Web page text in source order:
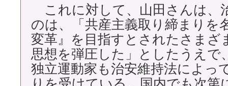
これに対して、山田さんは、
のは、「共産主義取り締まりを
変革』を目指すとされたさまざ
思想を弾圧した」としたうえで
独立運動家も治安維持法によっ